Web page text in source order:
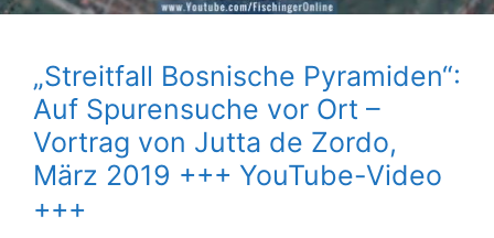
„Streitfall Bosnische Pyramiden“:
Auf Spurensuche vor Ort –
Vortrag von Jutta de Zordo,
März 2019 +++ YouTube-Video
+++